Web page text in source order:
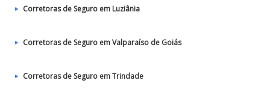
Corretoras de Seguro em Luziânia
Corretoras de Seguro em Valparaíso de Goiás
Corretoras de Seguro em Trindade